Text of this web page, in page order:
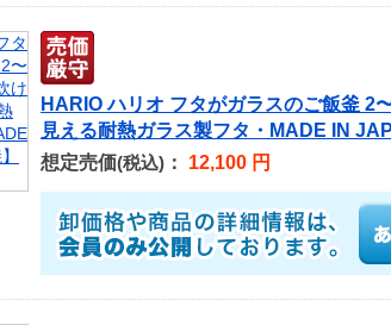
HARIO ハリオ フタがガラスのご飯釜 2
見える耐熱ガラス製フタ・MADE IN
想定売価(税込) ： 12,100 円